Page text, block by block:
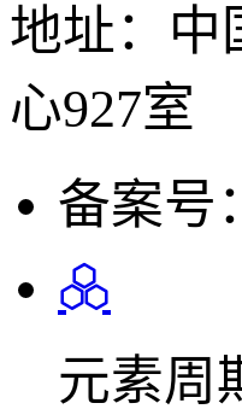
地址：中
心927室
备案号：
元素周